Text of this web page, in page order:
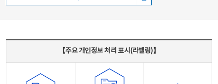
【주요 개인정보 처리 표시(라벨링)】